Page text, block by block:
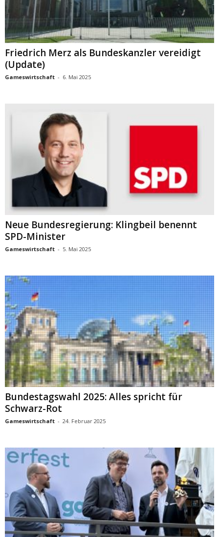
Friedrich Merz als Bundeskanzler vereidigt
(Update)
Gameswirtschaft - 6. Mai 2025
Neue Bundesregierung: Klingbeil benennt
SPD-Minister
Gameswirtschaft - 5. Mai 2025
Bundestagswahl 2025: Alles spricht für
Schwarz-Rot
Gameswirtschaft - 24. Februar 2025